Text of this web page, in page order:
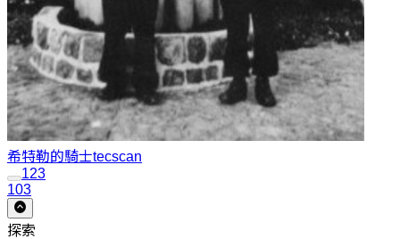
希特勒的騎士tecscan
123
103
探索